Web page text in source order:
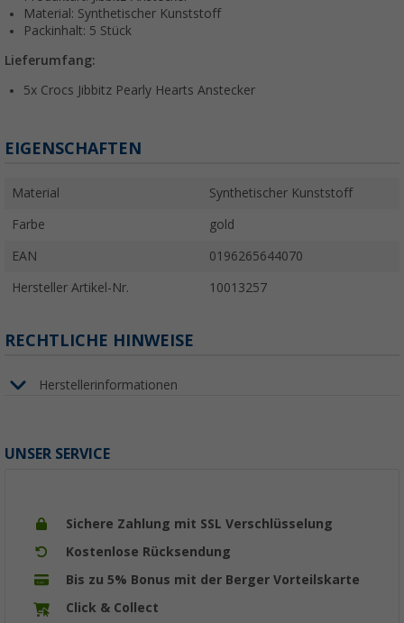
Material: Synthetischer Kunststoff
Packinhalt: 5 Stück
Lieferumfang:
5x Crocs Jibbitz Pearly Hearts Anstecker
EIGENSCHAFTEN
Material Synthetischer Kunststoff
Farbe gold
EAN 0196265644070
Hersteller Artikel-Nr. 10013257
RECHTLICHE HINWEISE
Herstellerinformationen
UNSER SERVICE
Sichere Zahlung mit SSL Verschlüsselung
Kostenlose Rücksendung
Bis zu 5% Bonus mit der Berger Vorteilskarte
Click & Collect